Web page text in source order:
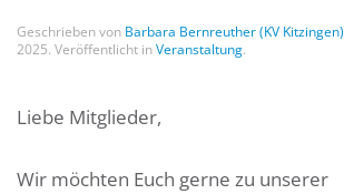
Geschrieben von Barbara Bernreuther (KV Kitzingen)
2025. Veröffentlicht inVeranstaltung.
Liebe Mitglieder,
Wir möchten Euch gerne zu unserer